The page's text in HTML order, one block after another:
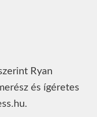
Ryan
és ígéretes